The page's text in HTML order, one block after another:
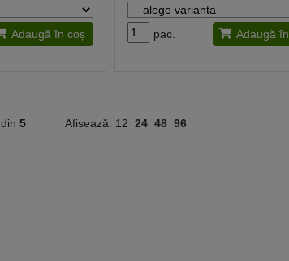
Adaugă în coș pac. Adaugă
din 5 Afisează: 12 24 48 96